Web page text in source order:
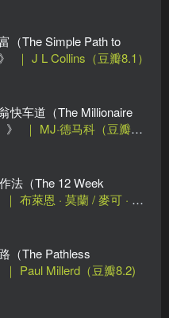
（The Simple Path to
｜ J L Collins（豆瓣8.1）
快车道（The Millionaire
｜ MJ·德马科（豆瓣
法（The 12 Week
｜ 布萊恩 · 莫蘭 / 麥可 · 列
（The Pathless
｜ Paul Millerd（豆瓣8.2)